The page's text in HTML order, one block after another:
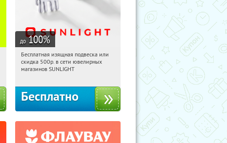
до 100%
01:46:44 Получили:
Россия
Бесплатная изящная подвеска или
скидка 500р. в сети ювелирных
магазинов SUNLIGHT
Бесплатно